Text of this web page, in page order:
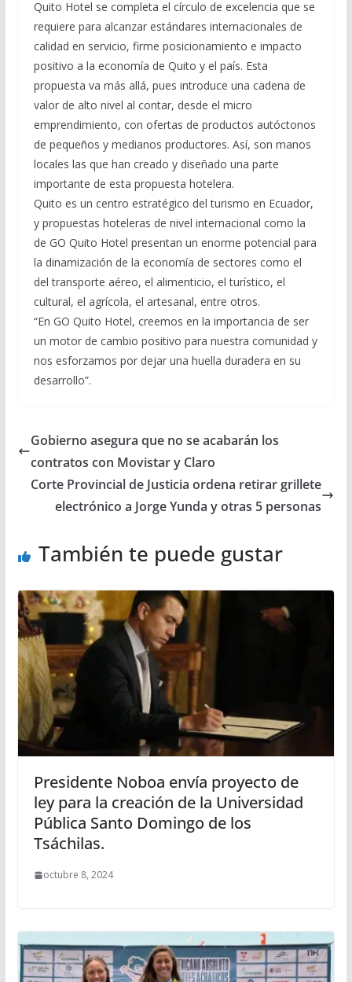
Quito Hotel se completa el círculo de excelencia que se
requiere para alcanzar estándares internacionales de
calidad en servicio, firme posicionamiento e impacto
positivo a la economía de Quito y el país. Esta
propuesta va más allá, pues introduce una cadena de
valor de alto nivel al contar, desde el micro
emprendimiento, con ofertas de productos autóctonos
de pequeños y medianos productores. Así, son manos
locales las que han creado y diseñado una parte
importante de esta propuesta hotelera.
Quito es un centro estratégico del turismo en Ecuador,
y propuestas hoteleras de nivel internacional como la
de GO Quito Hotel presentan un enorme potencial para
la dinamización de la economía de sectores como el
del transporte aéreo, el alimenticio, el turístico, el
cultural, el agrícola, el artesanal, entre otros.
“En GO Quito Hotel, creemos en la importancia de ser
un motor de cambio positivo para nuestra comunidad y
nos esforzamos por dejar una huella duradera en su
desarrollo”.
Gobierno asegura que no se acabarán los
contratos con Movistar y Claro
Corte Provincial de Justicia ordena retirar grillete
electrónico a Jorge Yunda y otras 5 personas
También te puede gustar
Presidente Noboa envía proyecto de
ley para la creación de la Universidad
Pública Santo Domingo de los
Tsáchilas.
octubre 8, 2024